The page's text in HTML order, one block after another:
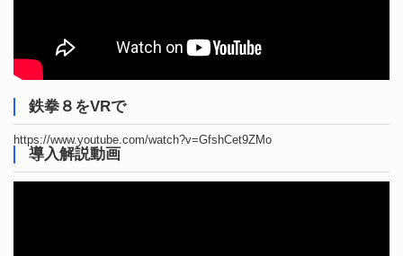
鉄拳８をVRで
https://www.youtube.com/watch?v=GfshCet9ZMo
導入解説動画